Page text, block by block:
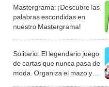
Mastergrama: ¡Descubre las
palabras escondidas en
nuestro Mastergrama!
Solitario: El legendario juego
de cartas que nunca pasa de
moda. Organiza el mazo y